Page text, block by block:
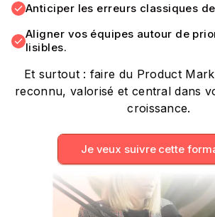
Anticiper les erreurs classiques
Aligner vos équipes autour de
lisibles.
Et surtout : faire du Product
reconnu, valorisé et central dans
croissance.
Je veux suivre cette